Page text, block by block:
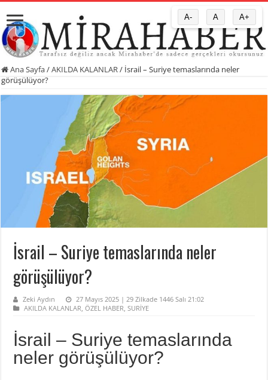
Ana Sayfa/AKILDA KALANLAR / İsrail – Suriye temaslarında neler
görüşülüyor?
İsrail – Suriye temaslarında neler
görüşülüyor?
Zeki Aydın
27 Mayıs 2025 | 29 Zilkade 1446 Salı 21:02
AKILDA KALANLAR,ÖZEL HABER,SURİYE
İsrail – Suriye temaslarında
neler görüşülüyor?
A- A A+